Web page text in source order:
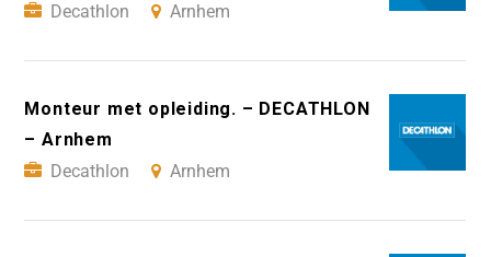
Decathlon
Arnhem
Monteur met opleiding. – DECATHLON
– Arnhem
Decathlon
Arnhem